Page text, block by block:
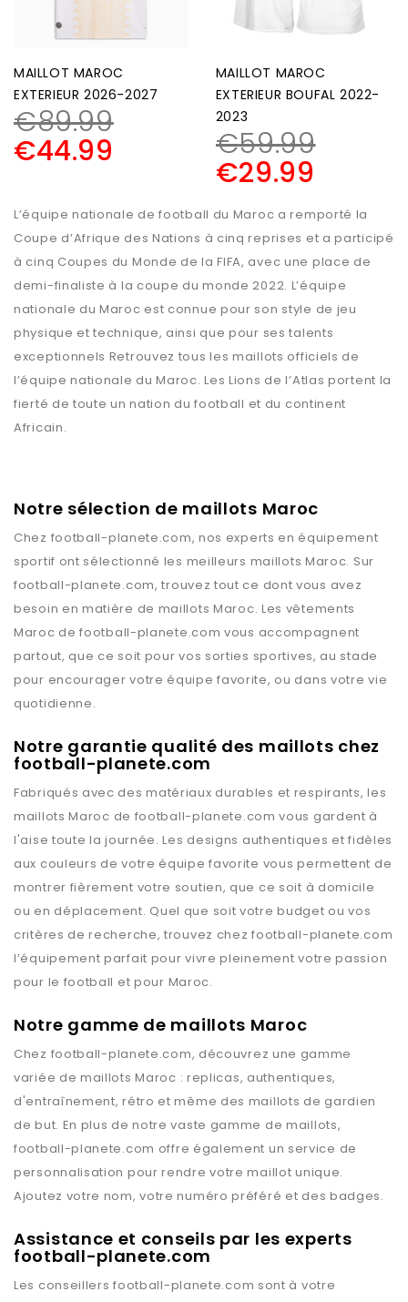
MAILLOT MAROC
EXTERIEUR 2026-2027
€89.99
€44.99
MAILLOT MAROC
EXTERIEUR BOUFAL 2022-
2023
€59.99
€29.99
L’équipe nationale de football du Maroc a remporté la
Coupe d’Afrique des Nations à cinq reprises et a participé
à cinq Coupes du Monde de la FIFA, avec une place de
demi-finaliste à la coupe du monde 2022. L’équipe
nationale du Maroc est connue pour son style de jeu
physique et technique, ainsi que pour ses talents
exceptionnels Retrouvez tous les maillots officiels de
l’équipe nationale du Maroc. Les Lions de l’Atlas portent la
fierté de toute un nation du football et du continent
Africain.
Notre sélection de maillots Maroc
Chez football-planete.com, nos experts en équipement
sportif ont sélectionné les meilleurs maillots Maroc. Sur
football-planete.com, trouvez tout ce dont vous avez
besoin en matière de maillots Maroc. Les vêtements
Maroc defootball-planete.com vous accompagnent
partout, que ce soit pour vos sorties sportives, au stade
pour encourager votre équipe favorite, ou dans votre vie
quotidienne.
Notre garantie qualité des maillots chez
football-planete.com
Fabriqués avec des matériaux durables et respirants, les
maillotsMaroc de football-planete.com vous gardent à
l'aise toute la journée. Les designs authentiques et fidèles
aux couleurs de votre équipe favorite vous permettent de
montrer fièrement votre soutien, que ce soit à domicile
ou en déplacement. Quel que soit votre budget ou vos
critères de recherche, trouvez chezfootball-planete.com
l’équipement parfait pour vivre pleinement votre passion
pour le football et pour Maroc.
Notre gamme de maillots Maroc
Chez football-planete.com, découvrez une gamme
variée de maillotsMaroc : replicas, authentiques,
d'entraînement, rétro et même des maillots de gardien
de but. En plus de notre vaste gamme de maillots,
football-planete.com offre également un service de
personnalisation pour rendre votre maillot unique.
Ajoutez votre nom, votre numéro préféré et des badges.
Assistance et conseils par les experts
football-planete.com
Les conseillersfootball-planete.com sont à votre